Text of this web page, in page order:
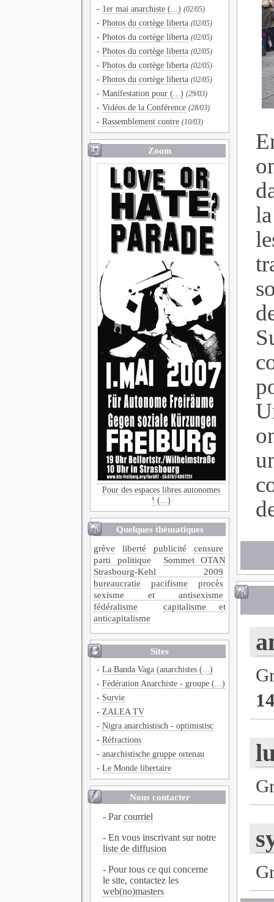
- 1er mai anarchiste (...) (02/05)
-Photos du cortège liberta (02/05)
-Photos du cortège liberta (02/05)
-Photos du cortège liberta (02/05)
-Photos du cortège liberta (02/05)
-Photos du cortège liberta (02/05)
-Manifestation pour (...) (29/03)
-Vidéos de la Conférence (28/03)
-Rassemblement contre (10/03)
Zoom
Pour des espaces libres autonomes
! (...)
Quelques thématiques
grève
liberté publicité
censure
parti politique
Sommet OTAN
Strasbourg-Kehl 2009
bureaucratie
pacifisme
procès
sexisme et antisexisme
fédéralisme
capitalisme et
anticapitalisme
Sites
-La Banda Vaga (anarchistes (...)
-Fédération Anarchiste - groupe (...)
- Survie
- ZALEA TV
-Nigra anarchistisch - optimistisc
-Réfractions
-anarchistische gruppe ortenau
-Le Monde libertaire
Nous contacter
- Parcourriel
- En vous inscrivant sur notre
liste de diffusion
- Pour tous ce qui concerne
le site, contactez les
web(no)masters